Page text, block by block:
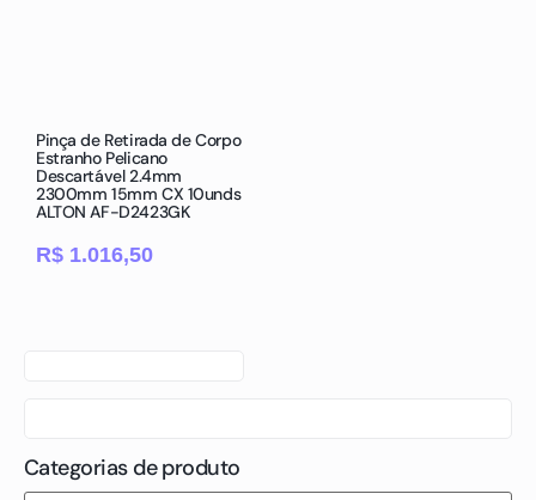
Pinça de Retirada de Corpo
Estranho Pelicano
Descartável 2.4mm
2300mm 15mm CX 10unds
ALTON AF-D2423GK
R$ 1.016,50
Categorias de produto